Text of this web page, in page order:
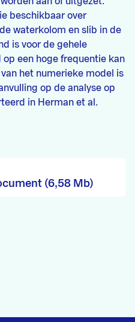
beschikbaar over
waterkolom en slib in de
is voor de gehele
een hoge frequentie kan
het numerieke model is
op de analyse op
in Herman et al.
(6,58 Mb)